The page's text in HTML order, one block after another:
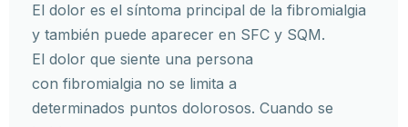
El dolor es el síntoma principal de la fibromialgia
y también puede aparecer en SFC y SQM.
El dolor que siente una persona
con fibromialgia no se limita a
determinados puntos dolorosos. Cuando se